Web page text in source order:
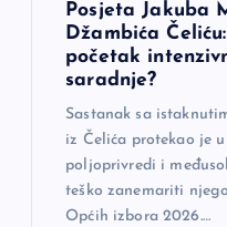
Posjeta Jakuba
Džambića
početak
saradnje?
Sastanak sa
iz Čelića protekao je
poljoprivredi i
teško zanemariti
Općih izbora 2026.…